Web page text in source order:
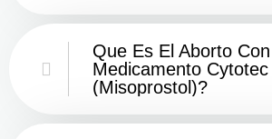
Que Es El Aborto Con
Medicamento Cytotec
(misoprostol)?